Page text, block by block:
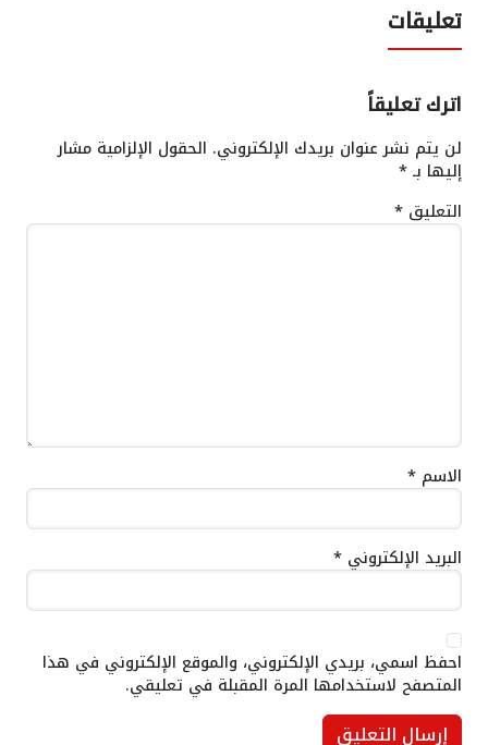
تعليقات
اترك تعليقاً
لن يتم نشر عنوان بريدك الإلكتروني. الحقول الإلزامية مشار
إليها بـ*
التعليق *
الاسم *
البريد الإلكتروني *
احفظ اسمي، بريدي الإلكتروني، والموقع الإلكتروني في هذا
المتصفح لاستخدامها المرة المقبلة في تعليقي.